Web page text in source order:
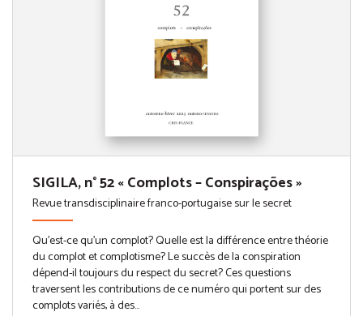
SIGILA, n° 52 « Complots – Conspirações »
Revue transdisciplinaire franco-portugaise sur le secret
Qu’est-ce qu’un complot? Quelle est la différence entre théorie
du complot et complotisme? Le succès de la conspiration
dépend-il toujours du respect du secret? Ces questions
traversent les contributions de ce numéro qui portent sur des
complots variés, à des...